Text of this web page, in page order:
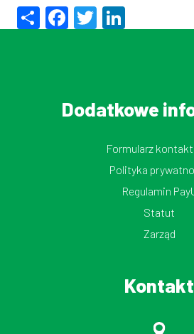
ShareFacebook
Twitter
Dodatkowe
Formularz
Polityka
Regulamin
Statut
Zarząd
Kontakt